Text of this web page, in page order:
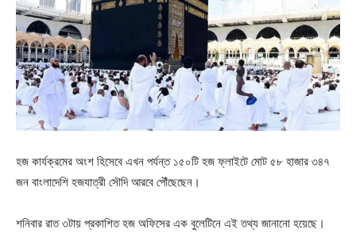
হজ কার্যক্রমের অংশ হিসেবে এখন পর্যন্ত ১৫০টি হজ ফ্লাইটে মোট ৫৮ হাজার ৩৪৭
জন বাংলাদেশি হজযাত্রী সৌদি আরবে পৌঁছেছেন।
শনিবার রাত ৩টায় প্রকাশিত হজ অফিসের এক বুলেটিনে এই তথ্য জানানো হয়েছে।